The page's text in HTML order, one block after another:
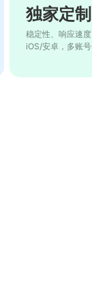
独家定
稳定性、响应速
iOS/安卓，多账